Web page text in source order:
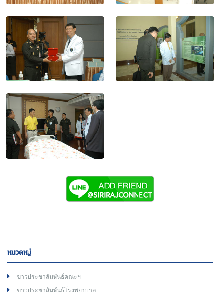
หมวดหมู่
ข่าวประชาสัมพันธ์คณะฯ
ข่าวประชาสัมพันธ์โรงพยาบาล